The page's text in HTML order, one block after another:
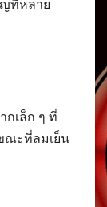
ญที่หลาย
กเล็ก ๆ ที่
ณะที่ลมเย็น